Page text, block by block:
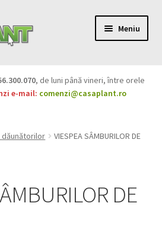
Meniu
copil
, de luni până vineri, între orele
e-mail: comenzi@casaplant.ro
dăunătorilor
VIESPEA SÂMBURILOR DE
DE